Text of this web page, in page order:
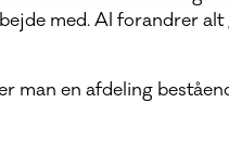
med. AI forandrer alt
man en afdeling